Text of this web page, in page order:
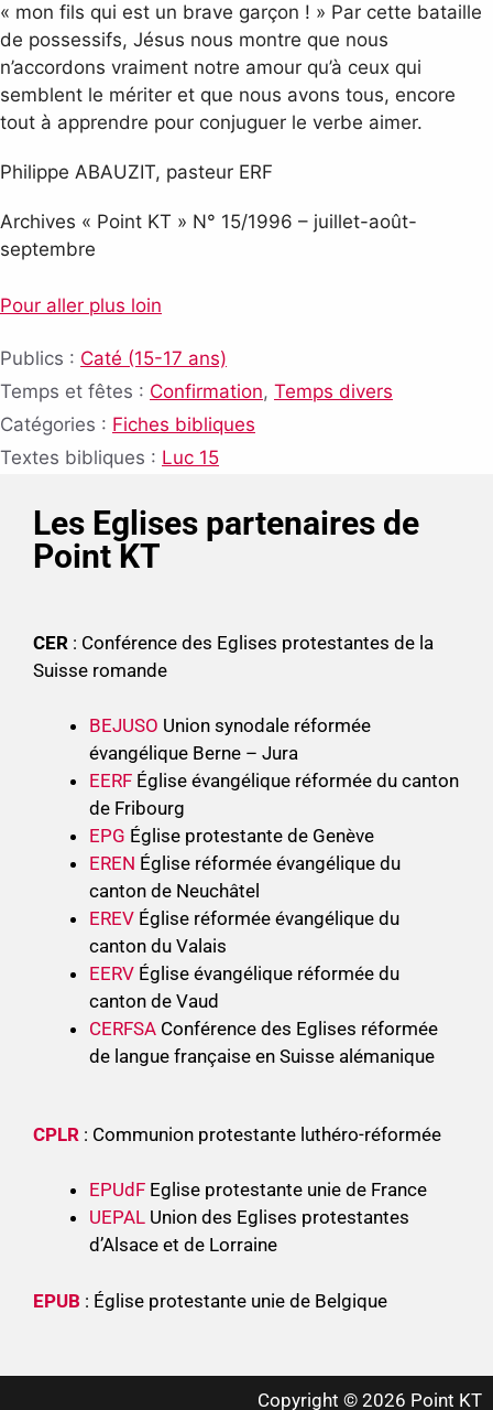
« mon fils qui est un brave garçon ! » Par cette bataille
de possessifs, Jésus nous montre que nous
n’accordons vraiment notre amour qu’à ceux qui
semblent le mériter et que nous avons tous, encore
tout à apprendre pour conjuguer le verbe aimer.
Philippe ABAUZIT, pasteur ERF
Archives « Point KT » N° 15/1996 – juillet-août-
septembre
Pour aller plus loin
Publics : Caté (15-17 ans)
Temps et fêtes : Confirmation, Temps divers
Catégories : Fiches bibliques
Textes bibliques : Luc 15
Les Eglises partenaires de
Point KT
CER : Conférence des Eglises protestantes de la
Suisse romande
BEJUSO Union synodale réformée
évangélique Berne – Jura
EERF Église évangélique réformée du canton
de Fribourg
EPG Église protestante de Genève
EREN Église réformée évangélique du
canton de Neuchâtel
EREV Église réformée évangélique du
canton du Valais
EERV Église évangélique réformée du
canton de Vaud
CERFSA Conférence des Eglises réformée
de langue française en Suisse alémanique
CPLR : Communion protestante luthéro-réformée
EPUdF Eglise protestante unie de France
UEPAL Union des Eglises protestantes
d’Alsace et de Lorraine
EPUB : Église protestante unie de Belgique
Copyright © 2026 Point KT